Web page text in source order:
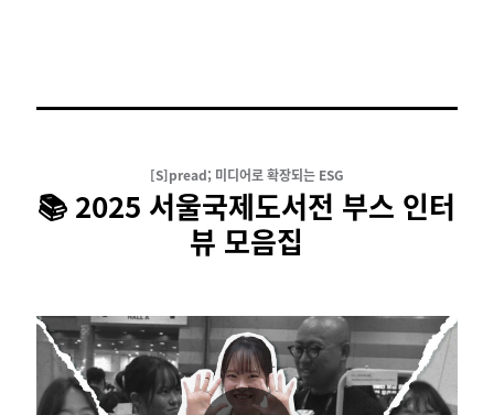
[S]pread; 미디어로 확장되는 ESG
📚 2025 서울국제도서전 부스 인터
뷰 모음집